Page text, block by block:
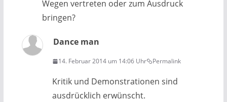
Wegen vertreten oder zum Ausdruck
bringen?
Dance man
14. Februar 2014 um 14:06 Uhr Permalink
Kritik und Demonstrationen sind
ausdrücklich erwünscht.